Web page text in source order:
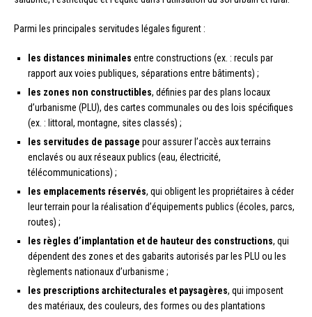
Parmi les principales servitudes légales figurent :
les distances minimales entre constructions (ex. : reculs par
rapport aux voies publiques, séparations entre bâtiments) ;
les zones non constructibles, définies par des plans locaux
d’urbanisme (PLU), des cartes communales ou des lois spécifiques
(ex. : littoral, montagne, sites classés) ;
les servitudes de passage pour assurer l’accès aux terrains
enclavés ou aux réseaux publics (eau, électricité,
télécommunications) ;
les emplacements réservés, qui obligent les propriétaires à céder
leur terrain pour la réalisation d’équipements publics (écoles, parcs,
routes) ;
les règles d’implantation et de hauteur des constructions, qui
dépendent des zones et des gabarits autorisés par les PLU ou les
règlements nationaux d’urbanisme ;
les prescriptions architecturales et paysagères, qui imposent
des matériaux, des couleurs, des formes ou des plantations